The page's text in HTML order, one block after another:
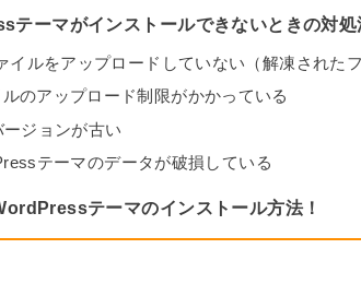
テーマがインストールできないときの対処
イルをアップロードしていない（解凍された
のアップロード制限がかかっている
ージョンが古い
テーマのデータが破損している
テーマのインストール方法！